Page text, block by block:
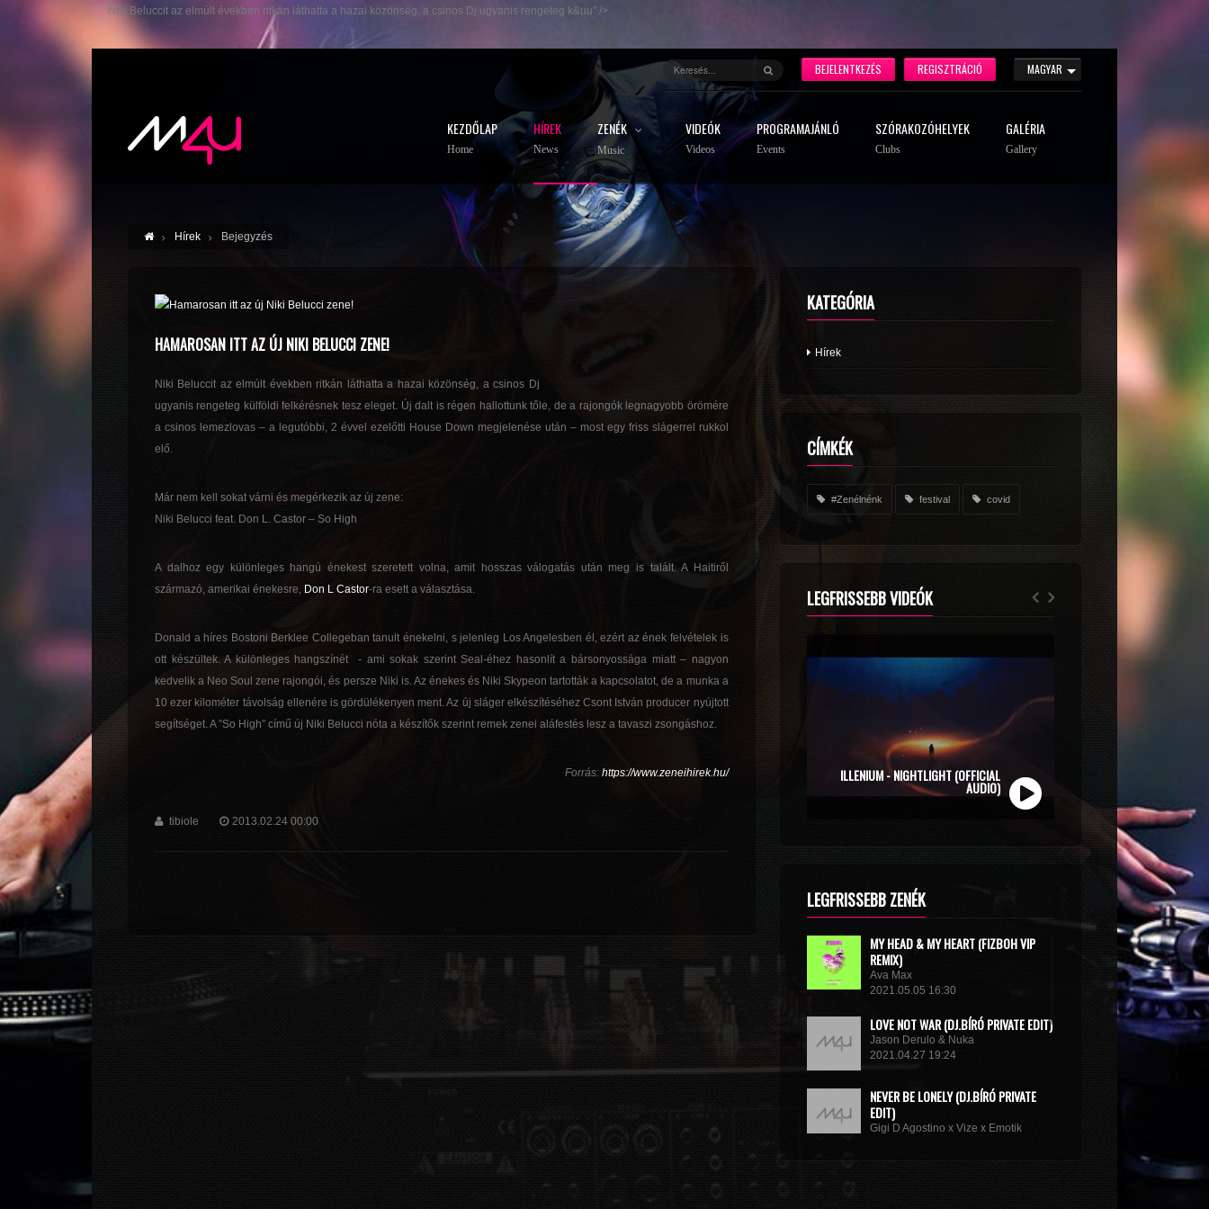
Niki Beluccit az elmúlt években ritkán láthatta a hazai közönség, a csinos Dj ugyanis rengeteg k&uu" />
MAGYAR
REGISZTRÁCIÓ
BEJELENTKEZÉS
KEZDŐLAP
Home
HÍREK
News
ZENÉK
Music
VIDEÓK
Videos
PROGRAMAJÁNLÓ
Events
SZÓRAKOZÓHELYEK
Clubs
GALÉRIA
Gallery
Hírek Bejegyzés
HAMAROSAN ITT AZ ÚJ NIKI BELUCCI ZENE!
Niki Beluccit az elmúlt években ritkán láthatta a hazai közönség, a csinos Dj
ugyanis rengeteg külföldi felkérésnek tesz eleget. Új dalt is régen hallottunk tőle, de a rajongók legnagyobb örömére
a csinos lemezlovas – a legutóbbi, 2 évvel ezelőtti House Down megjelenése után – most egy friss slágerrel rukkol
elő.
Már nem kell sokat várni és megérkezik az új zene:
Niki Belucci feat. Don L. Castor – So High
A dalhoz egy különleges hangú énekest szeretett volna, amit hosszas válogatás után meg is talált. A Haitiről
származó, amerikai énekesre, Don L Castor-ra esett a választása.
Donald a híres Bostoni Berklee Collegeban tanult énekelni, s jelenleg Los Angelesben él, ezért az ének felvételek is
ott készültek. A különleges hangszínét - ami sokak szerint Seal-éhez hasonlít a bársonyossága miatt – nagyon
kedvelik a Neo Soul zene rajongói, és persze Niki is. Az énekes és Niki Skypeon tartották a kapcsolatot, de a munka a
10 ezer kilométer távolság ellenére is gördülékenyen ment. Az új sláger elkészítéséhez Csont István producer nyújtott
segítséget. A ”So High” című új Niki Belucci nóta a készítők szerint remek zenei aláfestés lesz a tavaszi zsongáshoz.
Forrás: https://www.zeneihirek.hu/
tibiole 2013.02.24 00:00
KATEGÓRIA
Hírek
CÍMKÉK
#Zenélnénk festival covid
LEGFRISSEBB VIDEÓK
ILLENIUM - NIGHTLIGHT (OFFICIAL
AUDIO)
ZOLI VEKONY X CALIDORA - MINDIG NYÁR
(OFFICIAL MUSIC VIDEO)
LEGFRISSEBB ZENÉK
MY HEAD & MY HEART (FIZBOH VIP
REMIX)
Ava Max
2021.05.05 16:30
LOVE NOT WAR (DJ.BÍRÓ PRIVATE EDIT)
Jason Derulo & Nuka
2021.04.27 19:24
NEVER BE LONELY (DJ.BÍRÓ PRIVATE
EDIT)
Gigi D Agostino x Vize x Emotik